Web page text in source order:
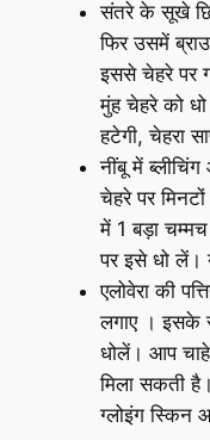
संतरे के सूखे
फिर उसमें
इससे चेहरे पर
मुंह चेहरे को
हटेगी, चेहरा
नींबू में ब्लीचिंग
चेहरे पर
में 1 बड़ा
पर इसे धो लें।
एलोवेरा की
लगाए । इसके
धोलें। आप चाहे
मिला सकती
ग्लोइंग स्किन